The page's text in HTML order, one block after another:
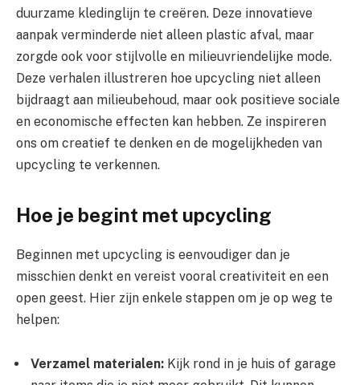
duurzame kledinglijn te creëren. Deze innovatieve
aanpak verminderde niet alleen plastic afval, maar
zorgde ook voor stijlvolle en milieuvriendelijke mode.
Deze verhalen illustreren hoe upcycling niet alleen
bijdraagt aan milieubehoud, maar ook positieve sociale
en economische effecten kan hebben. Ze inspireren
ons om creatief te denken en de mogelijkheden van
upcycling te verkennen.
Hoe je begint met upcycling
Beginnen met upcycling is eenvoudiger dan je
misschien denkt en vereist vooral creativiteit en een
open geest. Hier zijn enkele stappen om je op weg te
helpen:
Verzamel materialen: Kijk rond in je huis of garage